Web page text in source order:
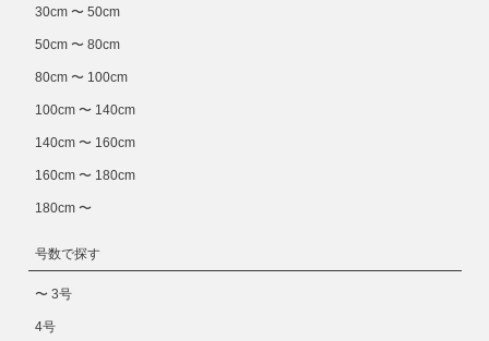
30cm 〜 50cm
50cm 〜 80cm
80cm 〜 100cm
100cm 〜 140cm
140cm 〜 160cm
160cm 〜 180cm
180cm 〜
号数で探す
〜 3号
4号